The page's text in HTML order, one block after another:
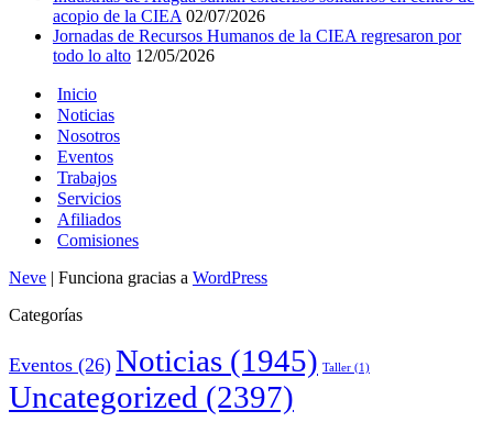
acopio de la CIEA 02/07/2026
Jornadas de Recursos Humanos de la CIEA regresaron por
todo lo alto 12/05/2026
Inicio
Noticias
Nosotros
Eventos
Trabajos
Servicios
Afiliados
Comisiones
Neve | Funciona gracias a WordPress
Categorías
Eventos (26) Noticias (1945) Taller (1)
Uncategorized (2397)